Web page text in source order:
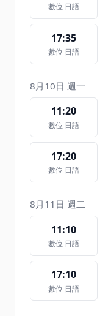
數位 日語
17:35
數位 日語
8月10日 週一
11:20
數位 日語
17:20
數位 日語
8月11日 週二
11:10
數位 日語
17:10
數位 日語